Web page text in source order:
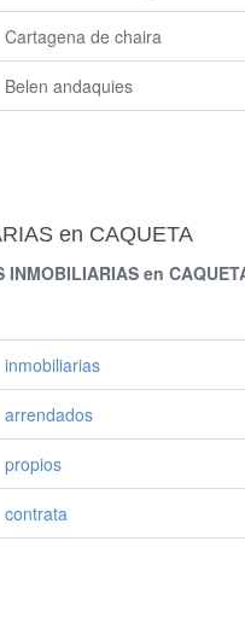
Cartagena de chaira
Belen andaquies
en CAQUETA
INMOBILIARIAS en
inmobiliarias
arrendados
propios
contrata